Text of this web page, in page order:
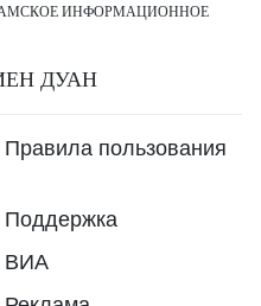
ИНФОРМАЦИОННОЕ
ДУАН
Правила пользования
Поддержка
ВИА